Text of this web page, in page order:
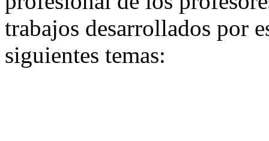
trabajos desarrollados por
siguientes temas: